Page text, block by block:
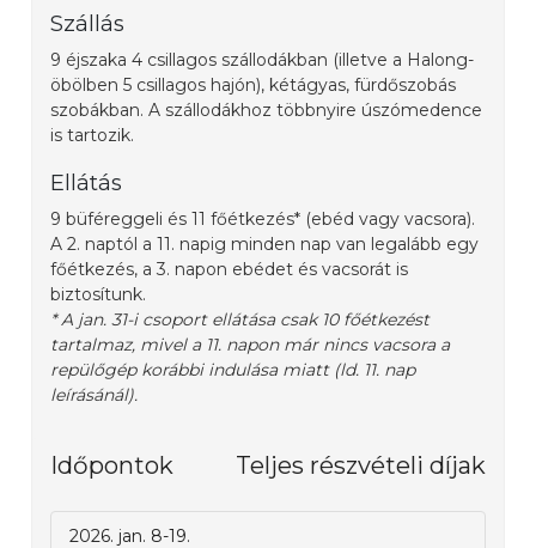
Szállás
9 éjszaka 4 csillagos szállodákban (illetve a Halong-
öbölben 5 csillagos hajón), kétágyas, fürdőszobás
szobákban. A szállodákhoz többnyire úszómedence
is tartozik.
Ellátás
9 büféreggeli és 11 főétkezés* (ebéd vagy vacsora).
A 2. naptól a 11. napig minden nap van legalább egy
főétkezés, a 3. napon ebédet és vacsorát is
biztosítunk.
* A jan. 31-i csoport ellátása csak 10 főétkezést
tartalmaz, mivel a 11. napon már nincs vacsora a
repülőgép korábbi indulása miatt (ld. 11. nap
leírásánál).
Időpontok Teljes részvételi díjak
2026. jan. 8-19.